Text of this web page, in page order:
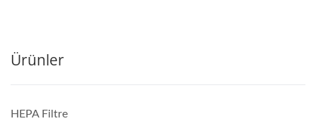
Ürünler
HEPA Filtre